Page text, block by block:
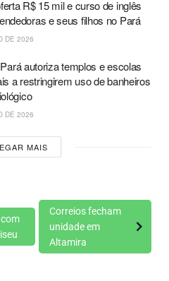
R$ 15 mil e curso de inglês
e seus filhos no Pará
DE 2026
autoriza templos e escolas
a restringirem uso de banheiros
DE 2026
MAIS
Correios fecham
unidade em
Altamira